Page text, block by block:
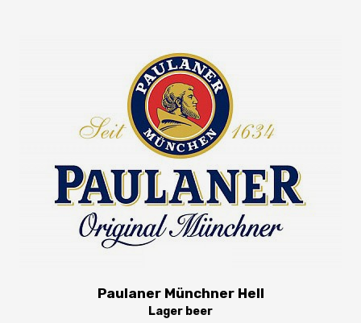
Paulaner Münchner Hell
Lager beer